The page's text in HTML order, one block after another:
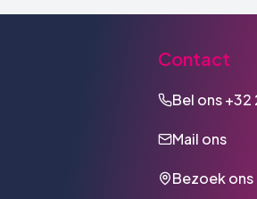
Contact
Bel ons+32
Mail ons
Bezoek ons